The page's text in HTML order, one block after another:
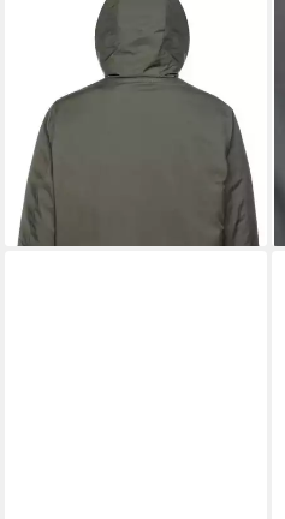
Langjacke SAPIENZA im
Materialmix, 4 Taschen,
Kapuze, verdeckter
Reißverschluss
121,86 €
-59%
lieferbar - in 2-3 Werktagen bei dir